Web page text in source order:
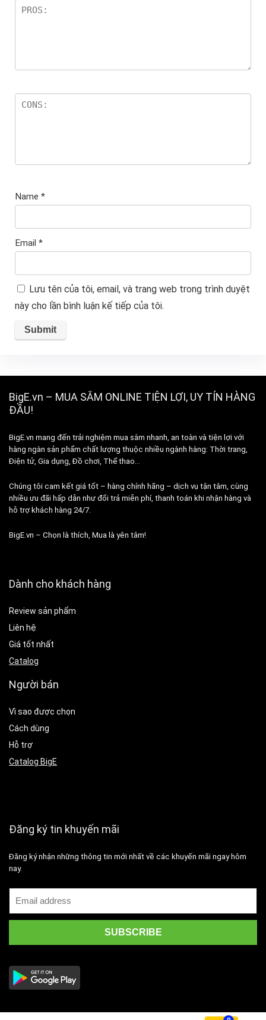
Name *
Email *
Lưu tên của tôi, email, và trang web trong trình duyệt
này cho lần bình luận kế tiếp của tôi.
BigE.vn – MUA SẮM ONLINE TIỆN LỢI, UY TÍN HÀNG
ĐẦU!
BigE.vn mang đến trải nghiệm mua sắm nhanh, an toàn và tiện lợi với
hàng ngàn sản phẩm chất lượng thuộc nhiều ngành hàng: Thời trang,
Điện tử, Gia dụng, Đồ chơi, Thể thao…
Chúng tôi cam kết giá tốt – hàng chính hãng – dịch vụ tận tâm, cùng
nhiều ưu đãi hấp dẫn như đổi trả miễn phí, thanh toán khi nhận hàng và
hỗ trợ khách hàng 24/7.
BigE.vn – Chọn là thích, Mua là yên tâm!
Dành cho khách hàng
Review sản phẩm
Liên hệ
Giá tốt nhất
Catalog
Người bán
Vì sao được chọn
Cách dùng
Hỗ trợ
Catalog BigE
Đăng ký tin khuyến mãi
Đăng ký nhận những thông tin mới nhất về các khuyến mãi ngay hôm
nay.